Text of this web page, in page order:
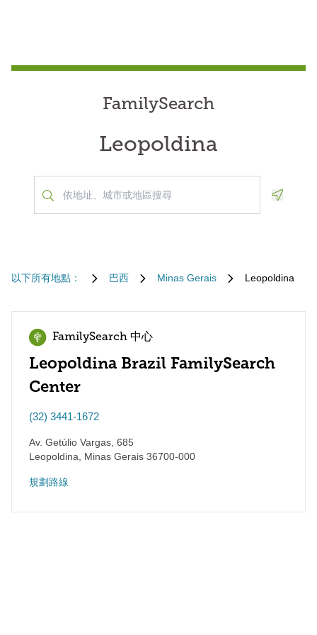
FamilySearch
Leopoldina
以下所有地點： 巴西 Minas Gerais Leopoldina
FamilySearch 中心
Leopoldina Brazil FamilySearch
Center
(32) 3441-1672
Av. Getúlio Vargas, 685
Leopoldina
Minas Gerais 36700-000
規劃路線